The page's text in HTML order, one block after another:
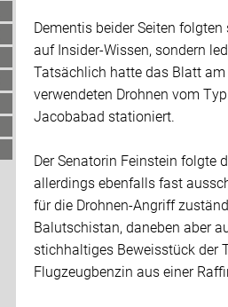
Dementis beider Seiten
auf Insider-Wissen, sondern
Tatsächlich hatte das Blatt
verwendeten Drohnen vom
Jacobabad stationiert.
Der Senatorin Feinstein folgte
allerdings ebenfalls fast
für die Drohnen-Angriff
Balutschistan, daneben aber
stichhaltiges Beweisstück der
Flugzeugbenzin aus einer